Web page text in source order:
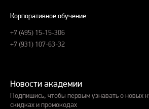
Корпоративное обучение:
+7 (495) 15-15-306
+7 (931) 107-63-32
Новости академии
Подпишись, чтобы первым узнавать о новых
скидках и промокодах